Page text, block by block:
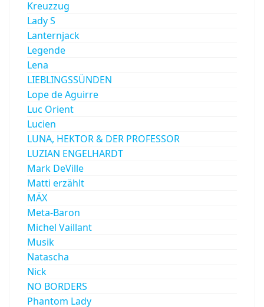
Kreuzzug
Lady S
Lanternjack
Legende
Lena
LIEBLINGSSÜNDEN
Lope de Aguirre
Luc Orient
Lucien
LUNA, HEKTOR & DER PROFESSOR
LUZIAN ENGELHARDT
Mark DeVille
Matti erzählt
MÄX
Meta-Baron
Michel Vaillant
Musik
Natascha
Nick
NO BORDERS
Phantom Lady